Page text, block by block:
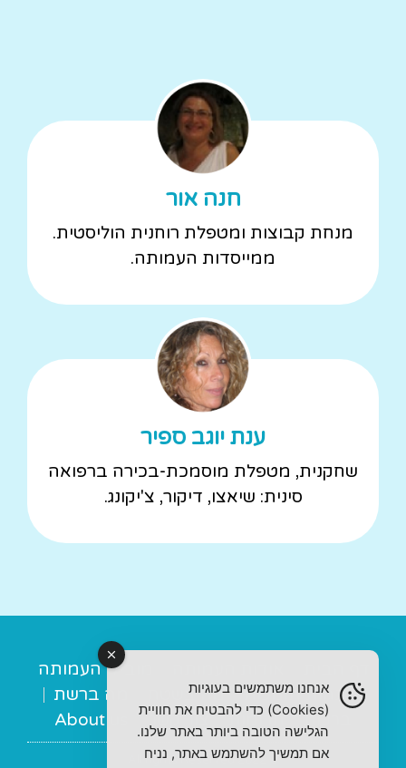
חנה אור
מנחת קבוצות ומטפלת רוחנית הוליסטית.
ממייסדות העמותה.
ענת יוגב ספיר
שחקנית, מטפלת מוסמכת-בכירה ברפואה
סינית: שיאצו, דיקור, צ'יקונג.
מובילי העמותה
מנחות תומכות
מה בשטח
מה ברשת
ברכות
תרומות צור קשר About us
© 2022 All rights Reserved
אנחנו משתמשים בעוגיות
(Cookies) כדי להבטיח את חוויית
הגלישה הטובה ביותר באתר שלנו.
אם תמשיך להשתמש באתר, נניח